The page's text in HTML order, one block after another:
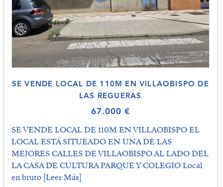
SE VENDE LOCAL DE 110M EN VILLAOBISPO DE
LAS REGUERAS
67.000 €
SE VENDE LOCAL DE 110M EN VILLAOBISPO EL
LOCAL ESTÁ SITUEADO EN UNA DE LAS
MEJORES CALLES DE VILLAOBISPO AL LADO DEL
LA CASA DE CULTURA PARQUE Y COLEGIO Local
en bruto [Leer Más]